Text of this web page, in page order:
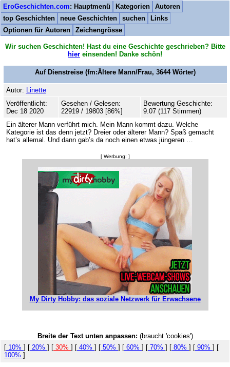
EroGeschichten.com: Hauptmenü Kategorien
Autoren
top Geschichten
neue Geschichten suchen
Links
Optionen für Autoren
Zeichengrösse
Wir suchen Geschichten! Hast du eine Geschichte geschrieben? Bitte
hier einsenden! Danke schön!
Auf Dienstreise(fm:Ältere Mann/Frau, 3644Wörter)
Autor: Linette
Veröffentlicht:
Dec 18 2020
Gesehen / Gelesen:
22919 / 19803 [86%]
Bewertung Geschichte:
9.07 (117 Stimmen)
Ein älterer Mann verführt mich. Mein Mann kommt dazu. Welche
Kategorie ist das denn jetzt? Dreier oder älterer Mann? Spaß gemacht
hat’s allemal. Und dann gab’s da noch einen etwas jüngeren …
[ Werbung: ]
My Dirty Hobby: das soziale Netzwerk für Erwachsene
Breite der Text unten anpassen: (braucht 'cookies')
[ 10% ] [ 20% ] [ 30% ] [ 40% ] [ 50% ] [ 60% ] [ 70% ] [ 80% ] [ 90% ] [
100% ]